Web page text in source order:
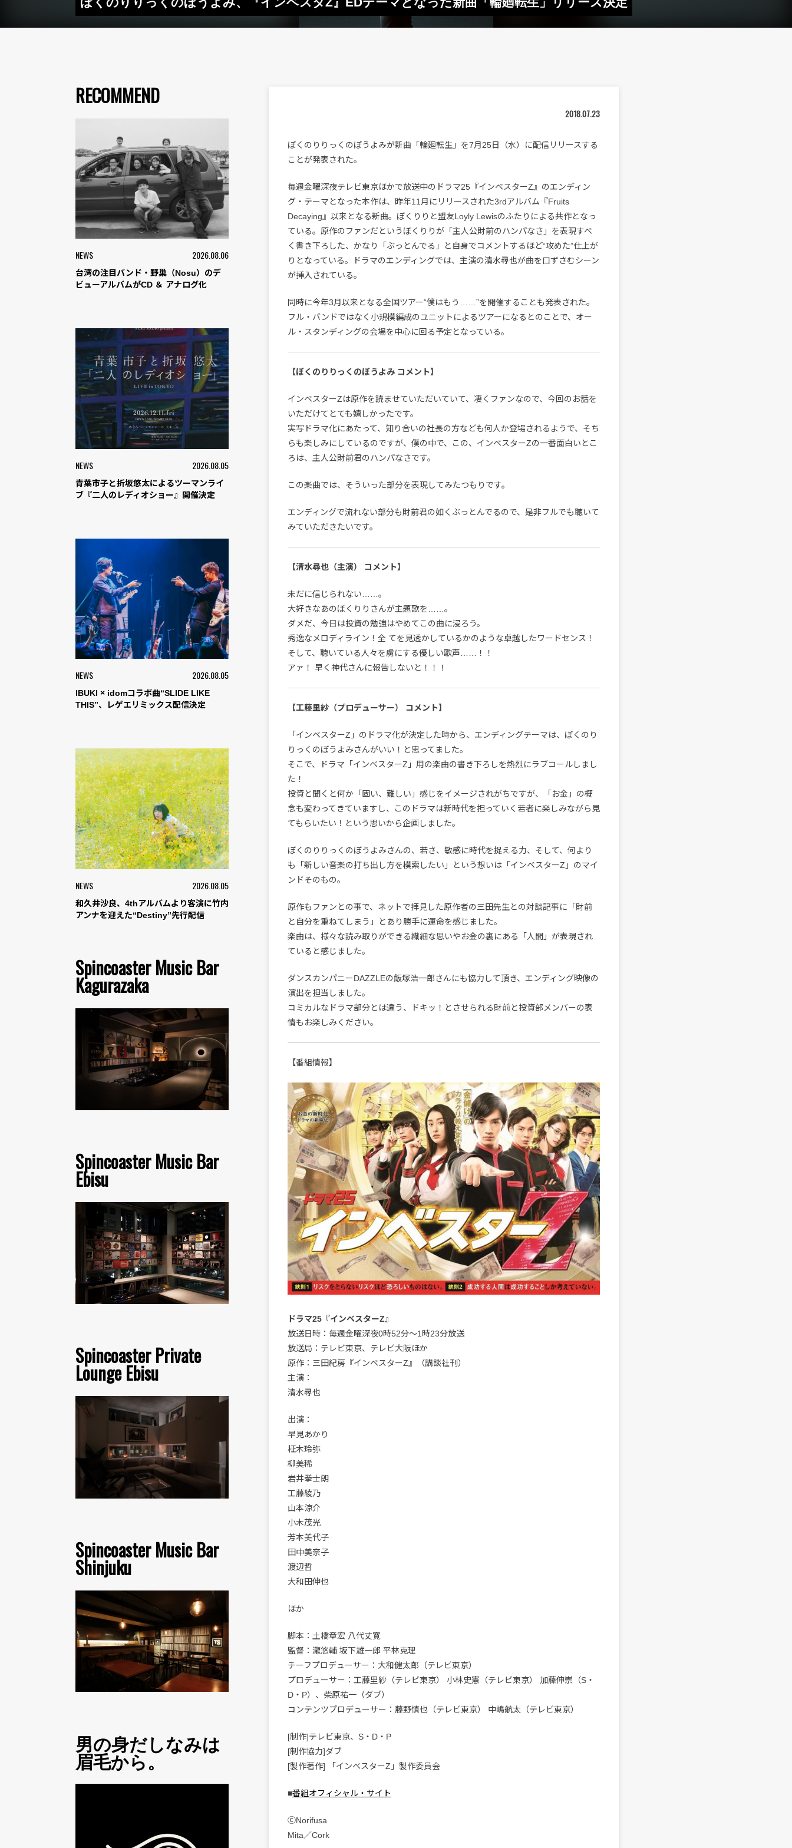
RECOMMEND
NEWS 2026.08.06
台湾の注目バンド・野巢（Nosu）のデ
ビューアルバムがCD ＆ アナログ化
NEWS 2026.08.05
青葉市子と折坂悠太によるツーマンライ
ブ『二人のレディオショー』開催決定
NEWS 2026.08.05
IBUKI × idomコラボ曲“SLIDE LIKE
THIS”、レゲエリミックス配信決定
NEWS 2026.08.05
和久井沙良、4thアルバムより客演に竹内
アンナを迎えた“Destiny”先行配信
Spincoaster Music Bar
Kagurazaka
Spincoaster Music Bar
Ebisu
Spincoaster Private
Lounge Ebisu
Spincoaster Music Bar
Shinjuku
男の身だしなみは
眉毛から。
2018.07.23
ぼくのりりっくのぼうよみが新曲「輪廻転生」を7月25日（水）に配信リリースする
ことが発表された。
毎週金曜深夜テレビ東京ほかで放送中のドラマ25『インベスターZ』のエンディン
グ・テーマとなった本作は、昨年11月にリリースされた3rdアルバム『Fruits
Decaying』以来となる新曲。ぼくりりと盟友Loyly Lewisのふたりによる共作となっ
ている。原作のファンだというぼくりりが「主人公財前のハンパなさ」を表現すべ
く書き下ろした、かなり「ぶっとんでる」と自身でコメントするほど“攻めた”仕上が
りとなっている。ドラマのエンディングでは、主演の清水尋也が曲を口ずさむシーン
が挿入されている。
同時に今年3月以来となる全国ツアー“僕はもう……”を開催することも発表された。
フル・バンドではなく小規模編成のユニットによるツアーになるとのことで、オー
ル・スタンディングの会場を中心に回る予定となっている。
【ぼくのりりっくのぼうよみ コメント】
インベスターZは原作を読ませていただいていて、凄くファンなので、今回のお話を
いただけてとても嬉しかったです。
実写ドラマ化にあたって、知り合いの社長の方なども何人か登場されるようで、そち
らも楽しみにしているのですが、僕の中で、この、インベスターZの一番面白いとこ
ろは、主人公財前君のハンパなさです。
この楽曲では、そういった部分を表現してみたつもりです。
エンディングで流れない部分も財前君の如くぶっとんでるので、是非フルでも聴いて
みていただきたいです。
【清水尋也（主演） コメント】
未だに信じられない……。
大好きなあのぼくりりさんが主題歌を……。
ダメだ、今日は投資の勉強はやめてこの曲に浸ろう。
秀逸なメロディライン！全 てを見透かしているかのような卓越したワードセンス！
そして、聴いている人々を虜にする優しい歌声……！！
アァ！ 早く神代さんに報告しないと！！！
【工藤里紗（プロデューサー） コメント】
「インベスターZ」のドラマ化が決定した時から、エンディングテーマは、ぼくのり
りっくのぼうよみさんがいい！と思ってました。
そこで、ドラマ「インベスターZ」用の楽曲の書き下ろしを熱烈にラブコールしまし
た！
投資と聞くと何か「固い、難しい」感じをイメージされがちですが、「お金」の概
念も変わってきていますし、このドラマは新時代を担っていく若者に楽しみながら見
てもらいたい！という思いから企画しました。
ぼくのりりっくのぼうよみさんの、若さ、敏感に時代を捉える力、そして、何より
も「新しい音楽の打ち出し方を模索したい」という想いは「インベスターZ」のマイ
ンドそのもの。
原作もファンとの事で、ネットで拝見した原作者の三田先生との対談記事に「財前
と自分を重ねてしまう」とあり勝手に運命を感じました。
楽曲は、様々な読み取りができる繊細な思いやお金の裏にある「人間」が表現され
ていると感じました。
ダンスカンパニーDAZZLEの飯塚浩一郎さんにも協力して頂き、エンディング映像の
演出を担当しました。
コミカルなドラマ部分とは違う、ドキッ！とさせられる財前と投資部メンバーの表
情もお楽しみください。
【番組情報】
ドラマ25『インベスターZ』
放送日時：毎週金曜深夜0時52分～1時23分放送
放送局：テレビ東京、テレビ大阪ほか
原作：三田紀房『インベスターZ』（講談社刊）
主演：
清水尋也
出演：
早見あかり
柾木玲弥
柳美稀
岩井拳士朗
工藤綾乃
山本涼介
小木茂光
芳本美代子
田中美奈子
渡辺哲
大和田伸也
ほか
脚本：土橋章宏 八代丈寛
監督：瀧悠輔 坂下雄一郎 平林克理
チーフプロデューサー：大和健太郎（テレビ東京）
プロデューサー：工藤里紗（テレビ東京） 小林史憲（テレビ東京） 加藤伸崇（S・
D・P）、柴原祐一（ダブ）
コンテンツプロデューサー：藤野慎也（テレビ東京） 中嶋航太（テレビ東京）
[制作]テレビ東京、S・D・P
[制作協力]ダブ
[製作著作] 「インベスターZ」製作委員会
■番組オフィシャル・サイト
ⒸNorifusa
Mita／Cork